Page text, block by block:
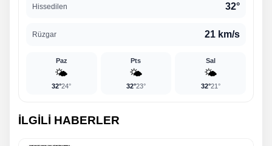
Hissedilen 32°
Rüzgar 21 km/s
Paz
🌤️
32°24°
Pts
🌤️
32°23°
Sal
🌤️
32°21°
İLGİLİ HABERLER